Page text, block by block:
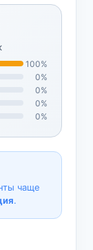
100%
0%
0%
0%
0%
чаще
.